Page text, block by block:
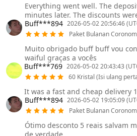
Everything went well. The
minutes later. The discounts
Buff***894 2026-05-02 20:56:46
Paket Bulanan
Muito obrigado buff buff vou
waiful graças a vocês
Buff***769 2026-05-02 20:43:43
60 Kristal (Isi ulang
It was a fast and cheap delivery
Buff***894 2026-05-02 19:05:09
Paket Bulanan
Ótimo desconto 5 reais salvam
de verdade